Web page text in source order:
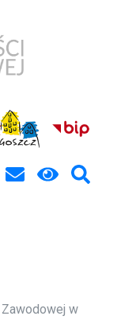
Zawodowej w